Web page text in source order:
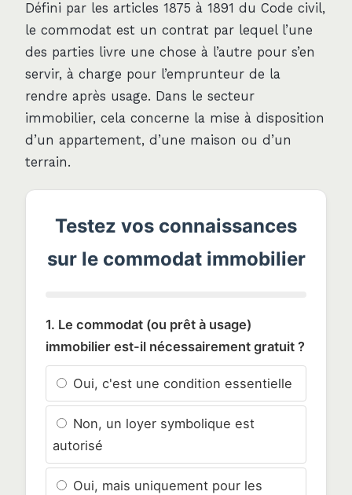
Défini par les articles 1875 à 1891 du Code civil,
le commodat est un contrat par lequel l’une
des parties livre une chose à l’autre pour s’en
servir, à charge pour l’emprunteur de la
rendre après usage. Dans le secteur
immobilier, cela concerne la mise à disposition
d’un appartement, d’une maison ou d’un
terrain.
Testez vos connaissances
sur le commodat immobilier
1. Le commodat (ou prêt à usage)
immobilier est-il nécessairement gratuit ?
Oui, c'est une condition essentielle
Non, un loyer symbolique est
autorisé
Oui, mais uniquement pour les